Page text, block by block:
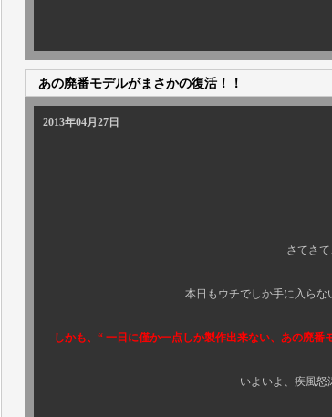
あの廃番モデルがまさかの復活！！
2013年04月27日
さてさて、いよいよ
本日もウチでしか手に入らない、あの
しかも、“ 一日に僅か一点しか製作出来ない、あの廃番
いよいよ、疾風怒涛のGWの